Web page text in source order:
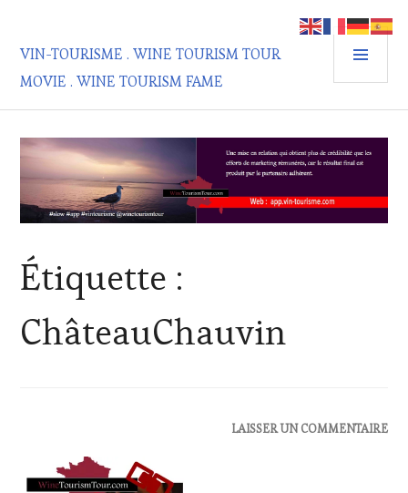
contenu
principal
VIN-TOURISME . WINE TOURISM TOUR
MOVIE . WINE TOURISM FAME
Étiquette :
ChâteauChauvin
WINE
LAISSER UN COMMENTAIRE